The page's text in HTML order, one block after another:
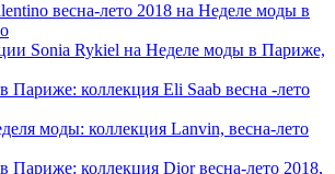
весна-лето 2018 на Неделе моды в
Sonia Rykiel на Неделе моды в Париже,
Париже: коллекция Eli Saab весна -лето
моды: коллекция Lanvin, весна-лето
Париже: коллекция Dior весна-лето 2018,